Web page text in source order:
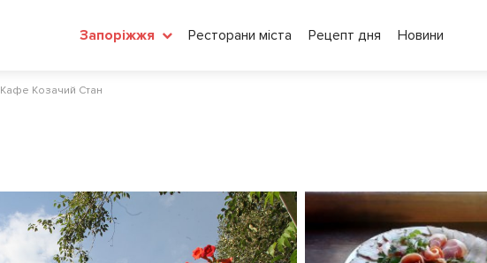
Запоріжжя Ресторани міста Рецепт дня Новини
Кафе Козачий Стан